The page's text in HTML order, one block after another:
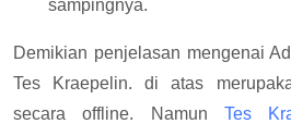
sampingnya.
Demikian penjelasan mengenai
Tes Kraepelin. di atas
secara offline. Namun Tes